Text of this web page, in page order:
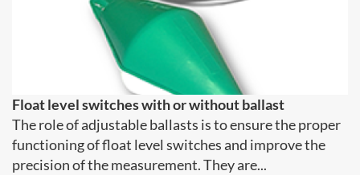
Float level switches with or without ballast
The role of adjustable ballasts is to ensure the proper
functioning of float level switches and improve the
precision of the measurement. They are...